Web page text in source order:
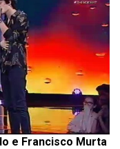
e Francisco Murta